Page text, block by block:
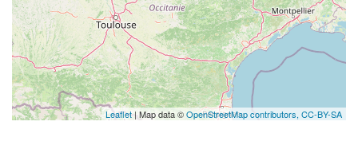
Leaflet | Map data ©OpenStreetMap contributors, CC-BY-SA